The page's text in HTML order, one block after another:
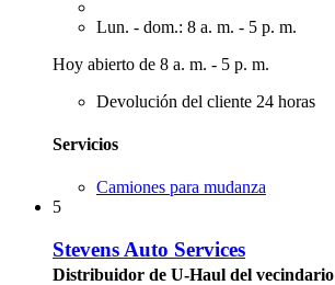
Lun. - dom.: 8 a. m. - 5 p. m.
Hoy abierto de 8 a. m. - 5 p. m.
Devolución del cliente 24 horas
Servicios
Camiones para mudanza
5
Stevens Auto Services
Distribuidor de U-Haul del vecindario